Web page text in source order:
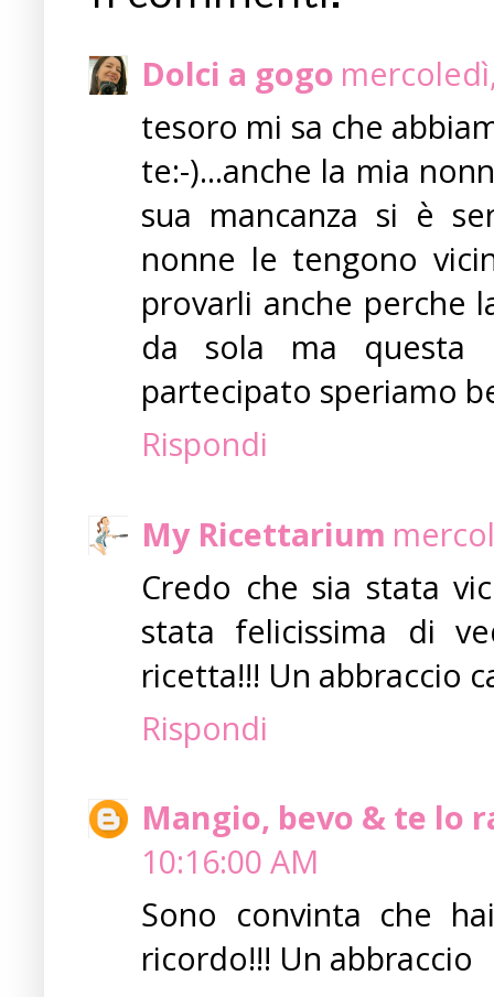
Dolci a gogo
tesoro mi sa che
te:-)...anche la mia
sua mancanza si è
nonne le tengono
provarli anche perche
da sola ma questa
partecipato speriamo
Rispondi
My Ricettarium
Credo che sia stata
stata felicissima di
ricetta!!! Un abbraccio
Rispondi
Mangio, bevo & te lo
10:16:00 AM
Sono convinta che
ricordo!!! Un abbraccio